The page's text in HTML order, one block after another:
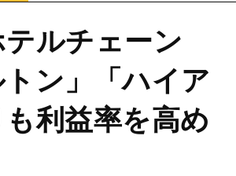
ルチェーン
トン」「ハイア
利益率を高め